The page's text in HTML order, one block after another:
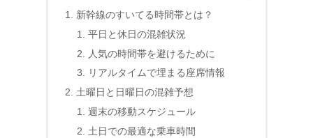
新幹線のすいてる時間帯とは？
平日と休日の混雑状況
人気の時間帯を避けるために
リアルタイムで埋まる座席情報
土曜日と日曜日の混雑予想
週末の移動スケジュール
土日での最適な乗車時間